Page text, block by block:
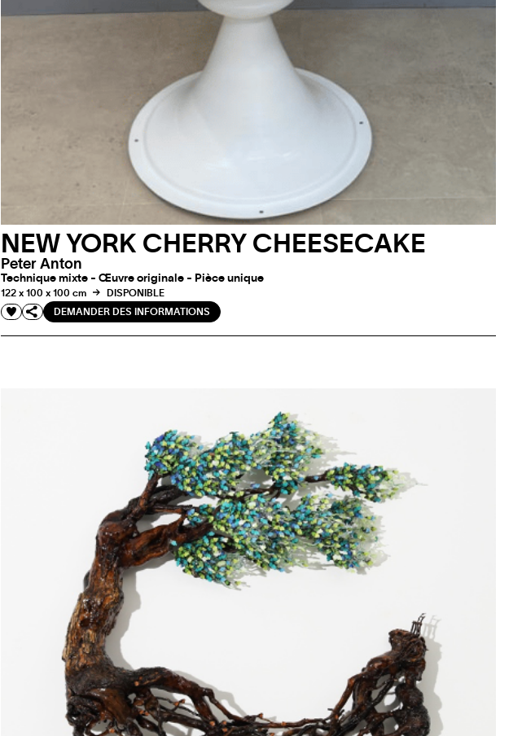
NEW YORK CHERRY CHEESECAKE
Peter Anton
Technique mixte - Œuvre originale - Pièce unique
122 x 100 x 100 cm
DISPONIBLE
DEMANDER DES INFORMATIONS